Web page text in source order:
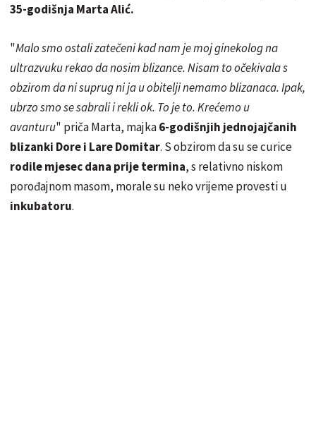
35-godišnja Marta Alić.
"Malo smo ostali zatečeni kad nam je moj ginekolog na
ultrazvuku rekao da nosim blizance. Nisam to očekivala s
obzirom da ni suprug ni ja u obitelji nemamo blizanaca. Ipak,
ubrzo smo se sabrali i rekli ok. To je to. Krećemo u
avanturu" priča Marta, majka6-godišnjih jednojajčanih
blizanki Dore i Lare Domitar. S obzirom da su se curice
rodile mjesec dana prije termina, s relativno niskom
porođajnom masom, morale su neko vrijeme provesti u
inkubatoru.